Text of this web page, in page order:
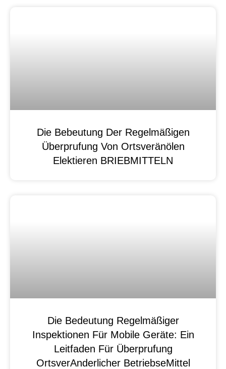
Die Bebeutung Der Regelmäßigen
Überprufung Von Ortsveränölen
Elektieren BRIEBMITTELN
Die Bedeutung Regelmäßiger
Inspektionen Für Mobile Geräte: Ein
Leitfaden Für Überprufung
OrtsverAnderlicher BetriebseMittel